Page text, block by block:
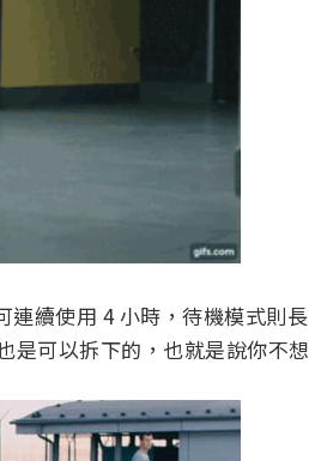
連續使用 4 小時，待機模式則長
是可以拆下的，也就是說你不想